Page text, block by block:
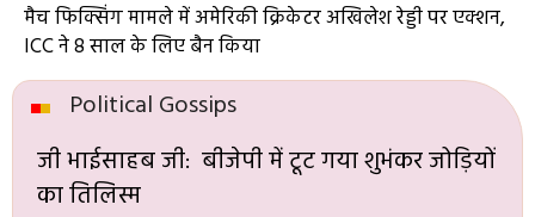
मैच फिक्सिंग मामले में अमेरिकी क्रिकेटर अखिलेश रेड्डी पर एक्शन,
ICC ने 8 साल के लिए बैन किया
Political Gossips
जी भाईसाहब जी: बीजेपी में टूट गया शुभंकर जोड़ियों
का तिलिस्म